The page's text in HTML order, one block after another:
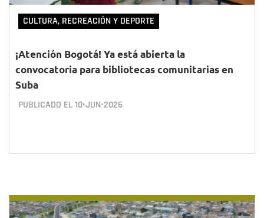
CULTURA, RECREACIÓN Y DEPORTE
¡Atención Bogotá! Ya está abierta la
convocatoria para bibliotecas comunitarias en
Suba
PUBLICADO EL10•JUN•2026